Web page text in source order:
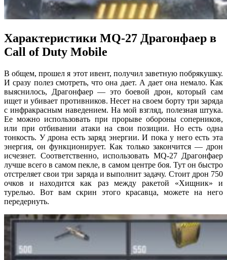
Характеристики MQ-27 Драгонфаер в
Call of Duty Mobile
В общем, прошел я этот ивент, получил заветную побрякушку.
И сразу полез смотреть, что она дает. А дает она немало. Как
выяснилось, Драгонфаер — это боевой дрон, который сам
ищет и убивает противников. Несет на своем борту три заряда
с инфракрасным наведением. На мой взгляд, полезная штука.
Ее можно использовать при прорыве обороны соперников,
или при отбивании атаки на свои позиции. Но есть одна
тонкость. У дрона есть заряд энергии. И пока у него есть эта
энергия, он функционирует. Как только закончится — дрон
исчезнет. Соответственно, использовать MQ-27 Драгонфаер
лучше всего в самом пекле, в самом центре боя. Тут он быстро
отстреляет свои три заряда и выполнит задачу. Стоит дрон 750
очков и находится как раз между ракетой «Хищник» и
турелью. Вот вам скрин этого красавца, можете на него
передернуть.